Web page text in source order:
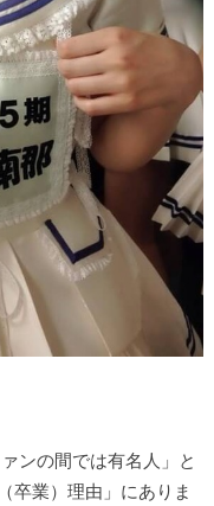
ンの間では有名人」と
卒業）理由」にありま